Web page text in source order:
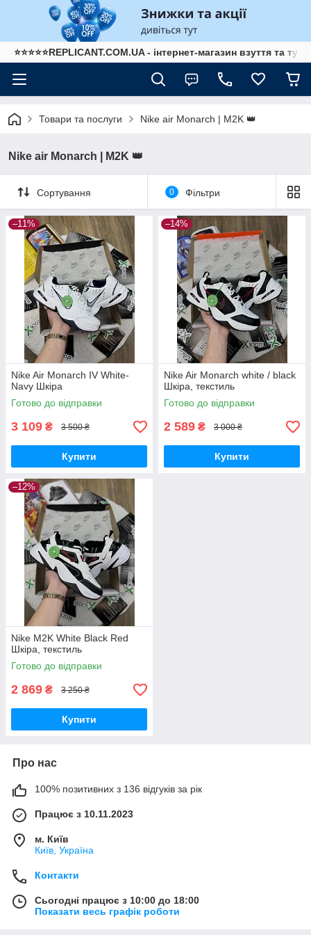
⭐⭐⭐⭐⭐REPLICANT.COM.UA - інтернет-магазин взуття та
Товари та послуги Nike air Monarch | M2K 👑
Nike air Monarch | M2K 👑
Сортування 0 Фільтри
–11%
Nike Air Monarch IV White-
Navy Шкіра
Готово до відправки
3 109 ₴ 3 500 ₴
Купити
–14%
Nike Air Monarch white / black
Шкіра, текстиль
Готово до відправки
2 589 ₴ 3 000 ₴
Купити
–12%
Nike M2K White Black Red
Шкіра, текстиль
Готово до відправки
2 869 ₴ 3 250 ₴
Купити
Про нас
100% позитивних з 136 відгуків за рік
Працює з 10.11.2023
м. Київ
Київ, Україна
Контакти
Сьогодні працює з 10:00 до 18:00
Показати весь графік роботи